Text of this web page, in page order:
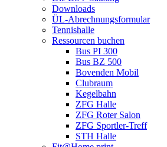
Downloads
ÜL-Abrechnungsformular
Tennishalle
Ressourcen buchen
Bus PI 300
Bus BZ 500
Bovenden Mobil
Clubraum
Kegelbahn
ZFG Halle
ZFG Roter Salon
ZFG Sportler-Treff
STH Halle